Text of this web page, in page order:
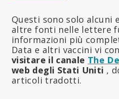
Questi sono solo alcuni
altre fonti nelle lettere
informazioni più
Data e altri vaccini vi
visitare il canale The
web degli Stati Uniti ,
articoli tradotti.